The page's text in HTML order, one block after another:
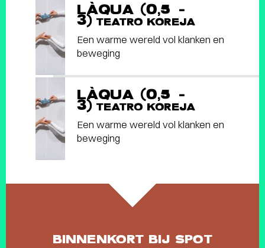
LÀQUA (0,5 -
3) TEATRO KOREJA
Een warme wereld vol klanken en
beweging
LÀQUA (0,5 -
3) TEATRO KOREJA
Een warme wereld vol klanken en
beweging
BINNENKORT BIJ SPOT